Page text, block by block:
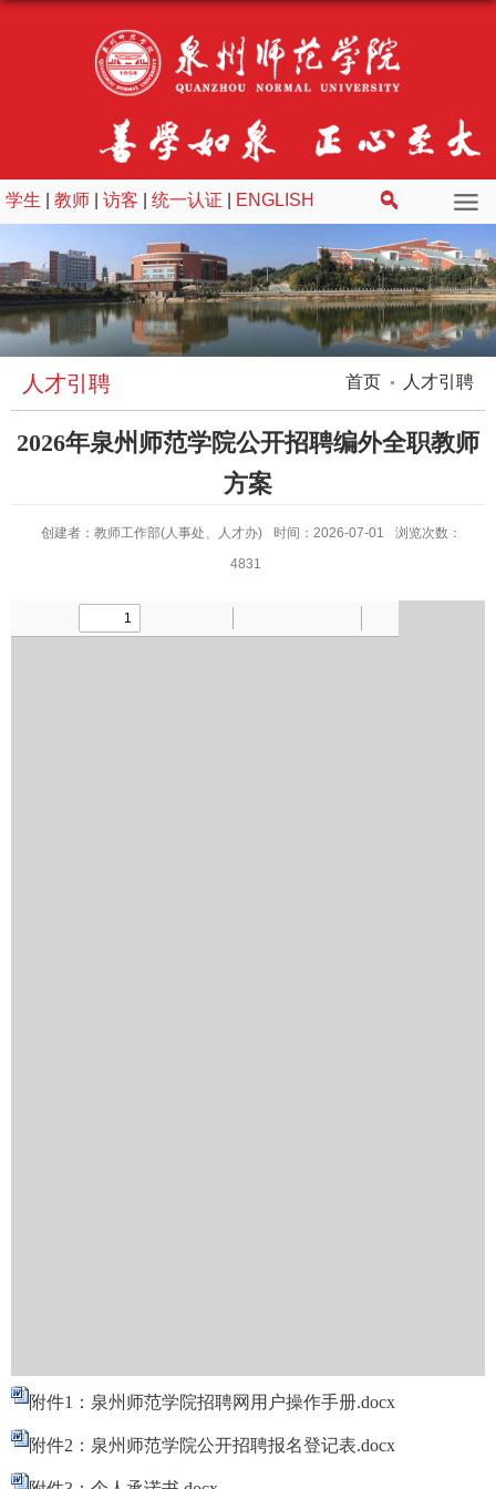
学生 教师 访客 统一认证 ENGLISH
首页 人才引聘
人才引聘
2026年泉州师范学院公开招聘编外全职教师
方案
创建者：教师工作部(人事处、人才办) 时间：2026-07-01
浏览次数：
4831
附件1：泉州师范学院招聘网用户操作手册.docx
附件2：泉州师范学院公开招聘报名登记表.docx